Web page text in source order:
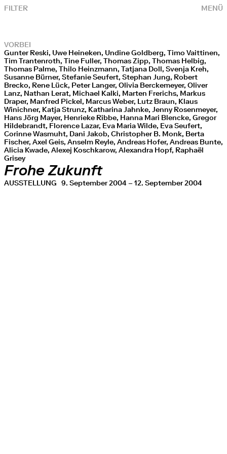
MENÜ
FILTER
VORBEI
Gunter Reski, Uwe Heineken, Undine Goldberg, Timo Vaittinen,
Tim Trantenroth, Tine Fuller, Thomas Zipp, Thomas Helbig,
Thomas Palme, Thilo Heinzmann, Tatjana Doll, Svenja Kreh,
Susanne Bürner, Stefanie Seufert, Stephan Jung, Robert
Brecko, Rene Lück, Peter Langer, Olivia Berckemeyer, Oliver
Lanz, Nathan Lerat, Michael Kalki, Marten Frerichs, Markus
Draper, Manfred Pickel, Marcus Weber, Lutz Braun, Klaus
Winichner, Katja Strunz, Katharina Jahnke, Jenny Rosenmeyer,
Hans Jörg Mayer, Henrieke Ribbe, Hanna Mari Blencke, Gregor
Hildebrandt, Florence Lazar, Eva Maria Wilde, Eva Seufert,
Corinne Wasmuht, Dani Jakob, Christopher B. Monk, Berta
Fischer, Axel Geis, Anselm Reyle, Andreas Hofer, Andreas Bunte,
Alicia Kwade, Alexej Koschkarow, Alexandra Hopf, Raphaël
Grisey
Frohe Zukunft
AUSSTELLUNG 9. September 2004 – 12. September 2004